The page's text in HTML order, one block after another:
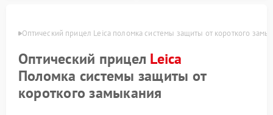
Оптический прицел Leica поломка системы защиты от короткого
Оптический прицел Leica
Поломка системы защиты от
короткого замыкания